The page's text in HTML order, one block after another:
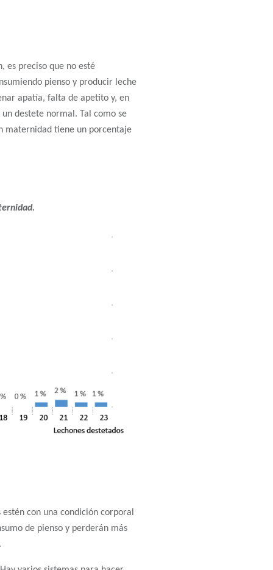
es preciso que no esté
pienso y producir leche
apatía, falta de apetito y, en
destete normal. Tal como se
maternidad tiene un porcentaje
con una condición corporal
de pienso y perderán más